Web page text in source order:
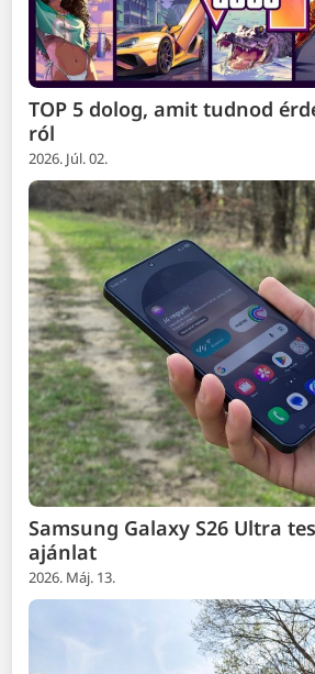
TOP 5 dolog, amit tudnod
ról
2026. Júl. 02.
Samsung Galaxy S26 Ultra
ajánlat
2026. Máj. 13.